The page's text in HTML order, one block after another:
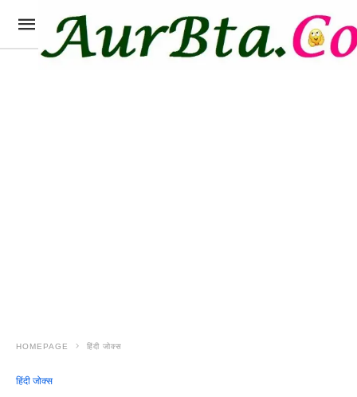
HOMEPAGE हिंदी जोक्स
हिंदी जोक्स